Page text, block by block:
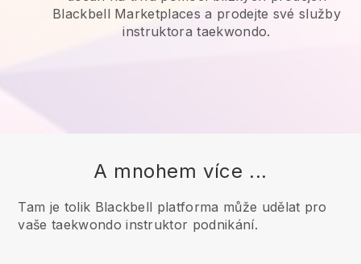
Blackbell Marketplaces a prodejte své služby
instruktora taekwondo.
A mnohem více ...
Tam je tolik Blackbell platforma může udělat pro
vaše taekwondo instruktor podnikání.